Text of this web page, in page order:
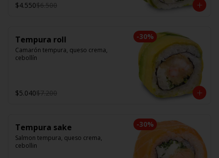
$4.550$6.500
-30%
Tempura roll
Camarón tempura, queso crema,
cebollín
$5.040$7.200
-30%
Tempura sake
Salmon tempura, queso crema,
cebollin